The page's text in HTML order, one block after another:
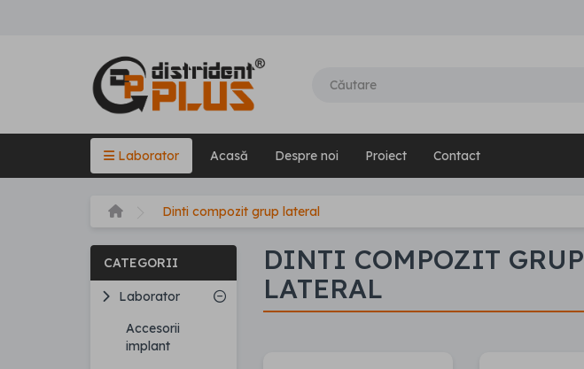
Laborator Acasă Despre noi Proiect Contact
Dinti compozit grup lateral
CATEGORII
Laborator
Accesorii
implant
DINTI COMPOZIT GRUP
LATERAL